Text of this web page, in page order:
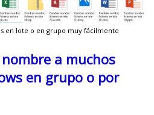
en lote o en grupo muy fácilmente
a muchos
en grupo o por